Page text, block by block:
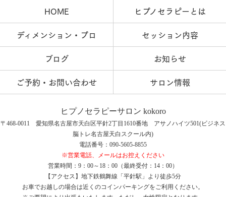
HOME
ヒプノセラピーとは
ディメンション・プロ
セッション内容
ブログ
お知らせ
ご予約・お問い合わせ
サロン情報
ヒプノセラピーサロン kokoro
〒468-0011 愛知県名古屋市天白区平針2丁目1610番地 アサノハイツ501(ビジネス
脳トレ名古屋天白スクール内)
電話番号：090-5605-8855
※営業電話、メールはお控えください
営業時間：9：00～18：00（最終受付：14：00）
【アクセス】地下鉄鶴舞線「平針駅」より徒歩5分
お車でお越しの場合は近くのコインパーキングをご利用ください。